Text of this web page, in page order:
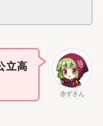
赤ずきん
立高